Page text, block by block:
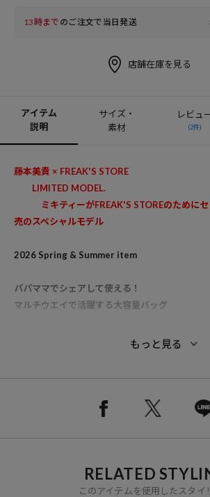
13時まで のご注文で当日発送
店舗在庫を見る
アイテム
説明
サイズ・
素材
レビュ
(2件)
藤本美貴 × FREAK'S STORE
LIMITED MODEL.
ミキティーがFREAK'S STOREのためにセ
売のスペシャルモデル
2026 Spring & Summer item
パパママでシェアして使える！
マルチウエイで活躍する大容量バッグ
●藤本美貴さんが主婦代表のリアルな目線で、
れるマルチWAY仕様で、どんなお出かけにも対
●内側には濡れたタオルや汚れ物も安心して収
●お財布や母子手帳がサッと取り出せる大型フ
ットボトルが収まる深めのサイドポケットなど
もっと見る
RELATED
このアイテムを使用したスタイ